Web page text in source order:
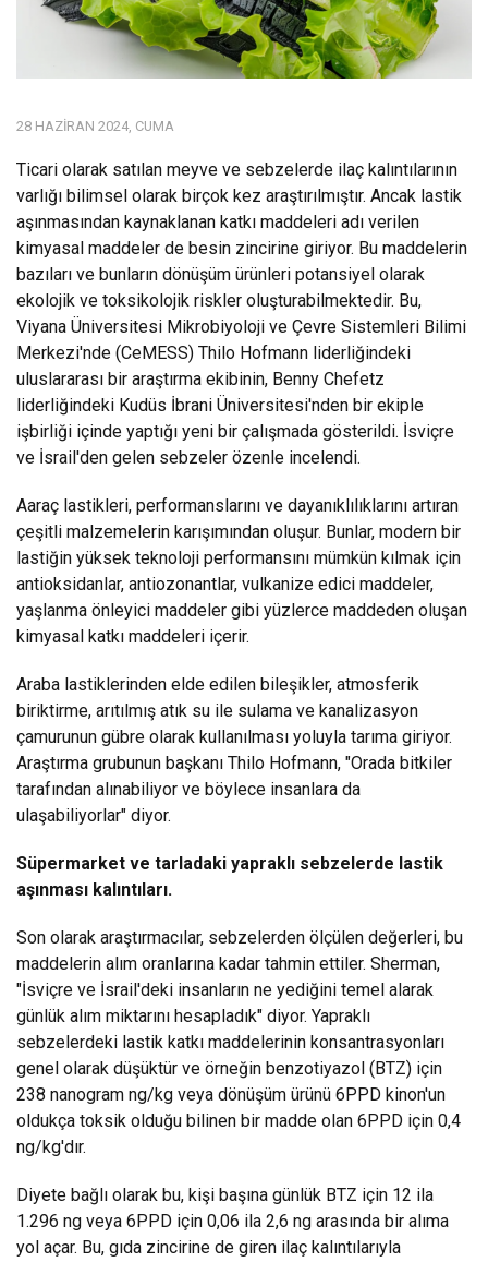
28 HAZIRAN 2024, CUMA
Ticari olarak satılan meyve ve sebzelerde ilaç kalıntılarının
varlığı bilimsel olarak birçok kez araştırılmıştır. Ancak lastik
aşınmasından kaynaklanan katkı maddeleri adı verilen
kimyasal maddeler de besin zincirine giriyor. Bu maddelerin
bazıları ve bunların dönüşüm ürünleri potansiyel olarak
ekolojik ve toksikolojik riskler oluşturabilmektedir. Bu,
Viyana Üniversitesi Mikrobiyoloji ve Çevre Sistemleri Bilimi
Merkezi'nde (CeMESS) Thilo Hofmann liderliğindeki
uluslararası bir araştırma ekibinin, Benny Chefetz
liderliğindeki Kudüs İbrani Üniversitesi'nden bir ekiple
işbirliği içinde yaptığı yeni bir çalışmada gösterildi. İsviçre
ve İsrail'den gelen sebzeler özenle incelendi.
Aaraç lastikleri, performanslarını ve dayanıklılıklarını artıran
çeşitli malzemelerin karışımından oluşur. Bunlar, modern bir
lastiğin yüksek teknoloji performansını mümkün kılmak için
antioksidanlar, antiozonantlar, vulkanize edici maddeler,
yaşlanma önleyici maddeler gibi yüzlerce maddeden oluşan
kimyasal katkı maddeleri içerir.
Araba lastiklerinden elde edilen bileşikler, atmosferik
biriktirme, arıtılmış atık su ile sulama ve kanalizasyon
çamurunun gübre olarak kullanılması yoluyla tarıma giriyor.
Araştırma grubunun başkanı Thilo Hofmann, "Orada bitkiler
tarafından alınabiliyor ve böylece insanlara da
ulaşabiliyorlar" diyor.
Süpermarket ve tarladaki yapraklı sebzelerde lastik
aşınması kalıntıları.
Son olarak araştırmacılar, sebzelerden ölçülen değerleri, bu
maddelerin alım oranlarına kadar tahmin ettiler. Sherman,
"İsviçre ve İsrail'deki insanların ne yediğini temel alarak
günlük alım miktarını hesapladık" diyor. Yapraklı
sebzelerdeki lastik katkı maddelerinin konsantrasyonları
genel olarak düşüktür ve örneğin benzotiyazol (BTZ) için
238 nanogram ng/kg veya dönüşüm ürünü 6PPD kinon'un
oldukça toksik olduğu bilinen bir madde olan 6PPD için 0,4
ng/kg'dır.
Diyete bağlı olarak bu, kişi başına günlük BTZ için 12 ila
1.296 ng veya 6PPD için 0,06 ila 2,6 ng arasında bir alıma
yol açar. Bu, gıda zincirine de giren ilaç kalıntılarıyla